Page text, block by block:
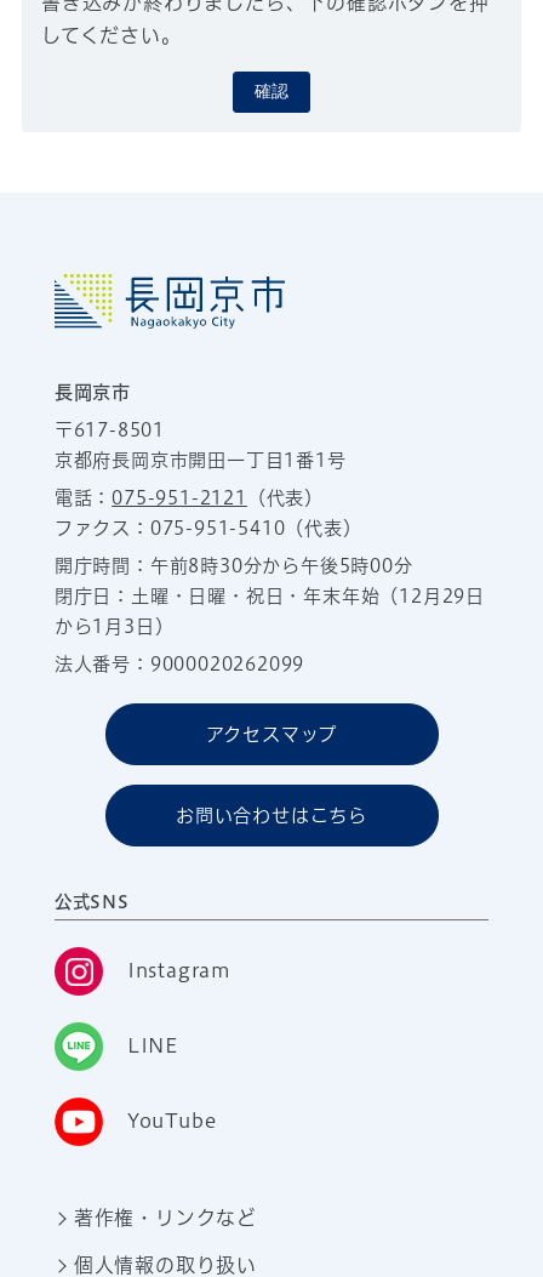
してください。
確認
長岡京市
〒617-8501
京都府長岡京市開田一丁目1番1号
電話：075-951-2121
（代表）
ファクス：075-951-5410（代表）
開庁時間：午前8時30分から午後5時00分
閉庁日：土曜・日曜・祝日・年末年始（12月29日
から1月3日）
法人番号：9000020262099
アクセスマップ
お問い合わせはこちら
公式SNS
Instagram
LINE
YouTube
著作権・リンクなど
個人情報の取り扱い